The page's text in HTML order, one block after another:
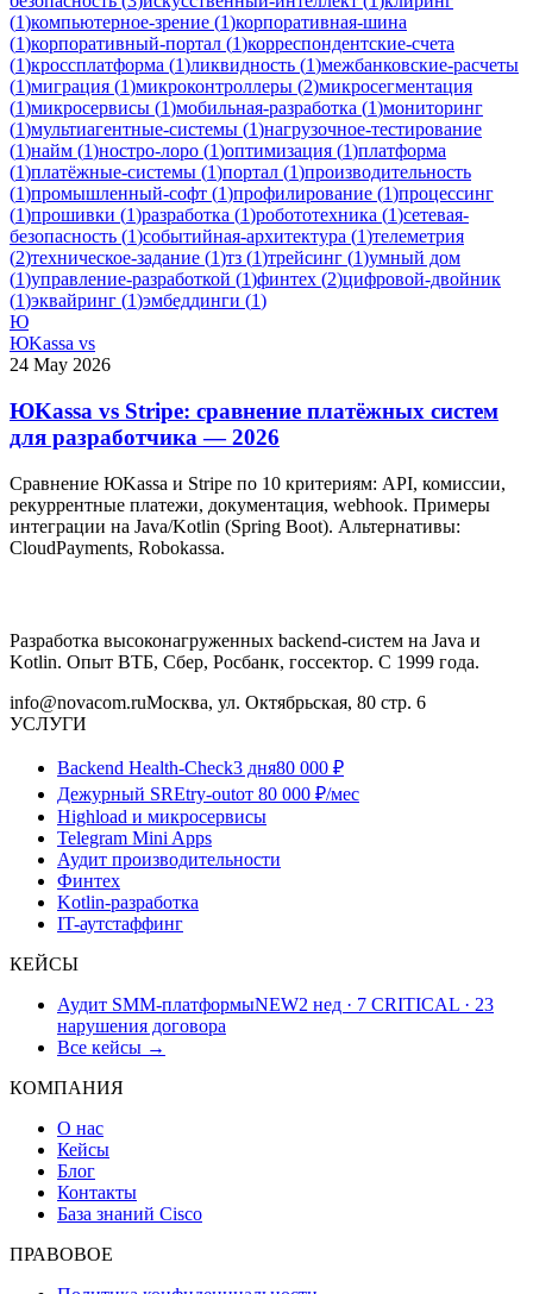
(1)компьютерное-зрение (1)корпоративная-шина
(1)корпоративный-портал (1)корреспондентские-счета
(1)кроссплатформа (1)ликвидность (1)межбанковские-расчеты
(1)миграция (1)микроконтроллеры (2)микросегментация
(1)микросервисы (1)мобильная-разработка (1)мониторинг
(1)мультиагентные-системы (1)нагрузочное-тестирование
(1)найм (1)ностро-лоро (1)оптимизация (1)платформа
(1)платёжные-системы (1)портал (1)производительность
(1)промышленный-софт (1)профилирование (1)процессинг
(1)прошивки (1)разработка (1)робототехника (1)сетевая-
безопасность (1)событийная-архитектура (1)телеметрия
(2)техническое-задание (1)тз (1)трейсинг (1)умный дом
(1)управление-разработкой (1)финтех (2)цифровой-двойник
(1)эквайринг (1)эмбеддинги (1)
Ю
ЮKassa vs
24 May 2026
ЮKassa vs Stripe: сравнение платёжных систем
для разработчика — 2026
Сравнение ЮKassa и Stripe по 10 критериям: API, комиссии,
рекуррентные платежи, документация, webhook. Примеры
интеграции на Java/Kotlin (Spring Boot). Альтернативы:
CloudPayments, Robokassa.
Разработка высоконагруженных backend-систем на Java и
Kotlin. Опыт ВТБ, Сбер, Росбанк, госсектор. С 1999 года.
info@novacom.ruМосква, ул. Октябрьская, 80 стр. 6
УСЛУГИ
Backend Health-Check3 дня80 000 ₽
Дежурный SREtry-outот 80 000 ₽/мес
Highload и микросервисы
Telegram Mini Apps
Аудит производительности
Финтех
Kotlin-разработка
IT-аутстаффинг
КЕЙСЫ
Аудит SMM-платформыNEW2 нед · 7 CRITICAL · 23
нарушения договора
Все кейсы →
КОМПАНИЯ
О нас
Кейсы
Блог
Контакты
База знаний Cisco
ПРАВОВОЕ